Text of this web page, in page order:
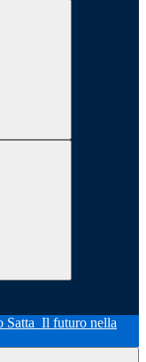
Satta Il futuro nella